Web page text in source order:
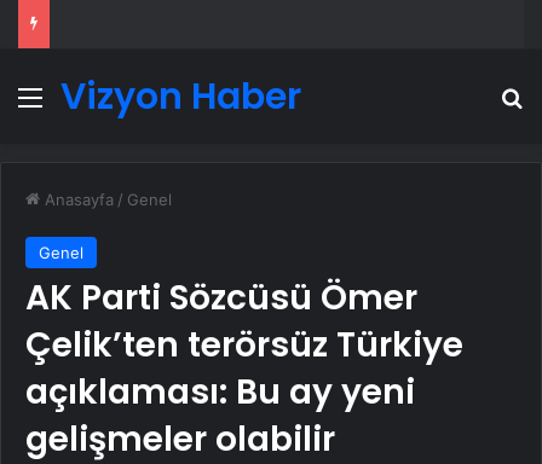
Menü
Vizyon Haber
Anasayfa / Genel
Genel
AK Parti Sözcüsü Ömer
Çelik’ten terörsüz Türkiye
açıklaması: Bu ay yeni
gelişmeler olabilir